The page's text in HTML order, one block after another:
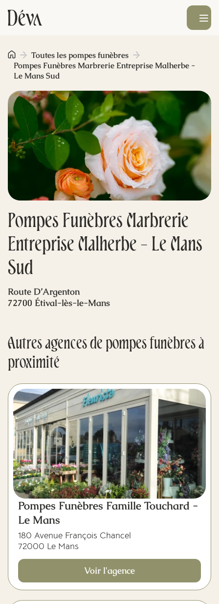
Obsèques
Prévoyance
Monument funéraire
Livraison de fleurs
Blog
Mes dernières volontés
Ouvrir le
Pompes Funèbres Marbrerie
Entreprise Malherbe - Le Mans
Sud
Toutes les pompes funèbres
Pompes Funèbres Marbrerie Entreprise Malherbe -
Le Mans Sud
Route D’Argenton
72700 Étival-lès-le-Mans
Autres agences de pompes funèbres à
proximité
Pompes Funèbres Famille Touchard -
Le Mans
180 Avenue François Chancel
72000 Le Mans
Voir l'agence